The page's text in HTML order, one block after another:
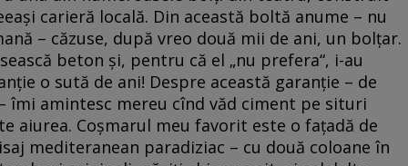
carieră locală. Din această boltă anume – nu
– căzuse, după vreo două mii de ani, un bolțar.
beton și, pentru că el „nu prefera“, i-au
o sută de ani! Despre această garanție – de
amintesc mereu cînd văd ciment pe situri
aiurea. Coșmarul meu favorit este o fațadă de
mediteranean paradiziac – cu două coloane în